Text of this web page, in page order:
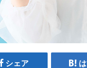
シェア